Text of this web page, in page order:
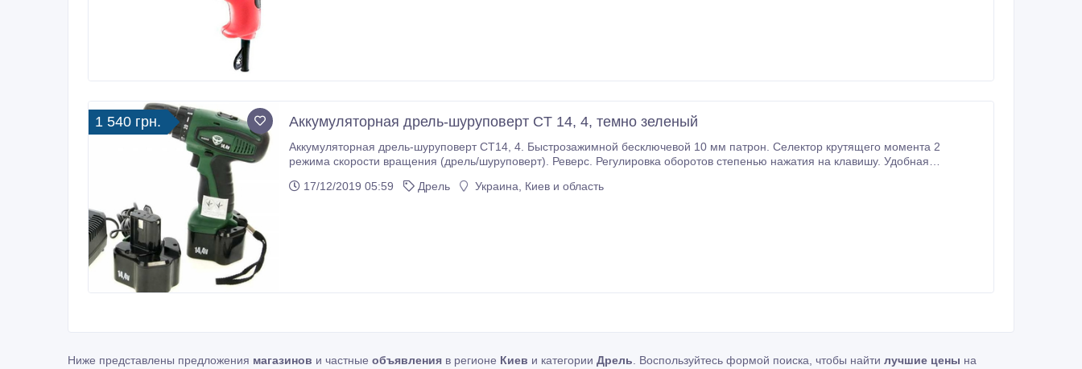
1 540 грн. Аккумуляторная дрель-шуруповерт CT 14, 4, темно зеленый
Аккумуляторная дрель-шуруповерт CT14, 4. Быстрозажимной бесключевой 10 мм патрон. Селектор крутящего момента 2
режима скорости вращения (дрель/шуруповерт). Реверс. Регулировка оборотов степенью нажатия на клавишу. Удобная
17/12/2019 05:59
Дрель Украина, Киев и область
Ниже представлены предложения магазинов и частные объявления в регионе Киев и категории Дрель . Воспользуйтесь формой поиска, чтобы найти лучшие цены на